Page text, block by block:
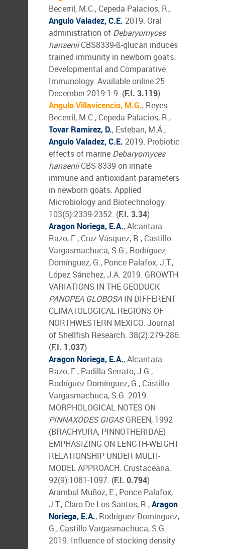
Becerril, M.C., Cepeda Palacios, R.,
Angulo Valadez, C.E. 2019. Oral
administration of Debaryomyces
hanseniiCBS8339-ß-glucan induces
trained immunity in newborn goats.
Developmental and Comparative
Immunology. Available online 25
December 2019:1-9. (F.I. 3.119)
Angulo Villavicencio, M.G., Reyes
Becerril, M.C., Cepeda Palacios, R.,
Tovar Ramirez, D., Esteban, M.Á.,
Angulo Valadez, C.E. 2019. Probiotic
effects of marine Debaryomyces
hanseniiCBS 8339 on innate
immune and antioxidant parameters
in newborn goats. Applied
Microbiology and Biotechnology.
103(5):2339-2352. (F.I. 3.34)
Aragon Noriega, E.A., Alcantara
Razo, E., Cruz Vásquez, R., Castillo
Vargasmachuca, S.G., Rodríguez
Domínguez, G., Ponce Palafox, J.T.,
López Sánchez, J.A. 2019. GROWTH
VARIATIONS IN THE GEODUCK
PANOPEA GLOBOSA IN DIFFERENT
CLIMATOLOGICAL REGIONS OF
NORTHWESTERN MEXICO. Journal
of Shellfish Research. 38(2):279-286.
(F.I. 1.037)
Aragon Noriega, E.A., Alcantara
Razo, E., Padilla Serrato, J.G.,
Rodríguez Domínguez, G., Castillo
Vargasmachuca, S.G. 2019.
MORPHOLOGICAL NOTES ON
PINNAXODES GIGASGREEN, 1992
(BRACHYURA, PINNOTHERIDAE)
EMPHASIZING ON LENGTH-WEIGHT
RELATIONSHIP UNDER MULTI-
MODEL APPROACH. Crustaceana.
92(9):1081-1097. (F.I. 0.794)
Arambul Muñoz, E., Ponce Palafox,
J.T., Claro De Los Santos, R.,Aragon
Noriega, E.A., Rodríguez Domínguez,
G., Castillo Vargasmachuca, S.G.
2019. Influence of stocking density